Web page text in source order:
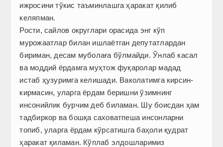
ижросини тўкис таъминлашга ҳаракат қилиб
келяпман.
Рости, сайлов округлари орасида энг кўп
мурожаатлар билан ишлаётган депутатлардан
бириман, десам муболаға бўлмайди. Ўнлаб касал
ва моддий ёрдамга муҳтож фуқаролар мадад
истаб ҳузуримга келишади. Ваколатимга кирсин-
кирмасин, уларга ёрдам беришни ўзимнинг
инсонийлик бурчим деб биламан. Шу боисдан ҳам
тадбиркор ва бошқа саховатпеша инсонларни
топиб, уларга ёрдам кўрсатишга баҳоли қудрат
ҳаракат қиламан. Кўплаб элдошларимиз